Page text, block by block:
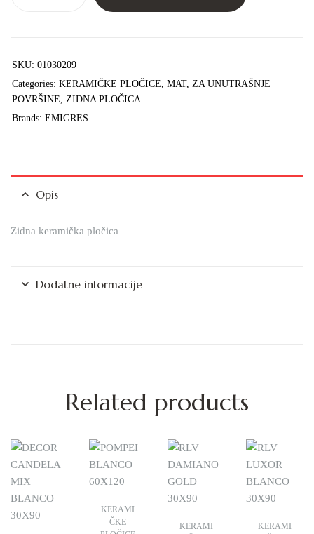
SKU: 01030209
Categories: KERAMIČKE PLOČICE, MAT, ZA UNUTRAŠNJE
POVRŠINE, ZIDNA PLOČICA
Brands: EMIGRES
Opis
Zidna keramička pločica
Dodatne informacije
Related products
KERAMI
ČKE
KERAMI
KERAMI